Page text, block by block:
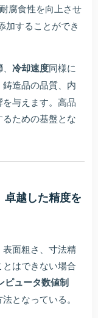
腐食性を向上させ
加することができ
冷却速度同様に
造品の品質、内
与えます。高品
ための基盤とな
越した精度を
面粗さ、寸法精
はできない場合
ピュータ数値制
となっている。